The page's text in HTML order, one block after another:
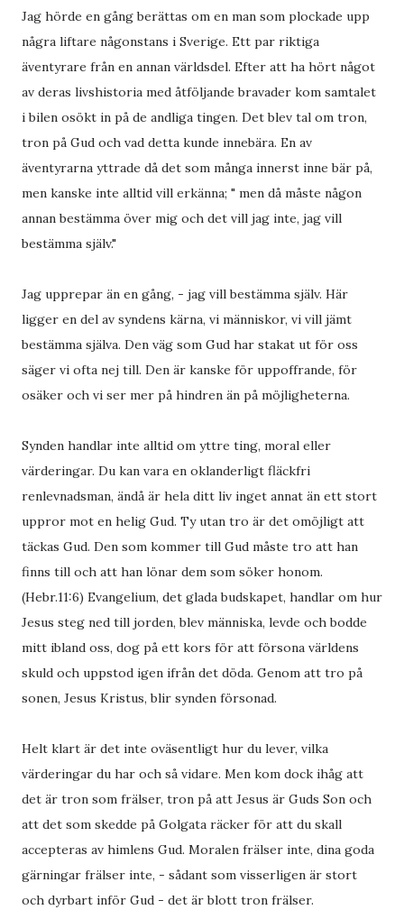
Jag hörde en gång berättas om en man som plockade upp
några liftare någonstans i Sverige. Ett par riktiga
äventyrare från en annan världsdel. Efter att ha hört något
av deras livshistoria med åtföljande bravader kom samtalet
i bilen osökt in på de andliga tingen. Det blev tal om tron,
tron på Gud och vad detta kunde innebära. En av
äventyrarna yttrade då det som många innerst inne bär på,
men kanske inte alltid vill erkänna; " men då måste någon
annan bestämma över mig och det vill jag inte, jag vill
bestämma själv."
Jag upprepar än en gång, - jag vill bestämma själv. Här
ligger en del av syndens kärna, vi människor, vi vill jämt
bestämma själva. Den väg som Gud har stakat ut för oss
säger vi ofta nej till. Den är kanske för uppoffrande, för
osäker och vi ser mer på hindren än på möjligheterna.
Synden handlar inte alltid om yttre ting, moral eller
värderingar. Du kan vara en oklanderligt fläckfri
renlevnadsman, ändå är hela ditt liv inget annat än ett stort
uppror mot en helig Gud. Ty utan tro är det omöjligt att
täckas Gud. Den som kommer till Gud måste tro att han
finns till och att han lönar dem som söker honom.
(Hebr.11:6) Evangelium, det glada budskapet, handlar om hur
Jesus steg ned till jorden, blev människa, levde och bodde
mitt ibland oss, dog på ett kors för att försona världens
skuld och uppstod igen ifrån det döda. Genom att tro på
sonen, Jesus Kristus, blir synden försonad.
Helt klart är det inte oväsentligt hur du lever, vilka
värderingar du har och så vidare. Men kom dock ihåg att
det är tron som frälser, tron på att Jesus är Guds Son och
att det som skedde på Golgata räcker för att du skall
accepteras av himlens Gud. Moralen frälser inte, dina goda
gärningar frälser inte, - sådant som visserligen är stort
och dyrbart inför Gud - det är blott tron frälser.